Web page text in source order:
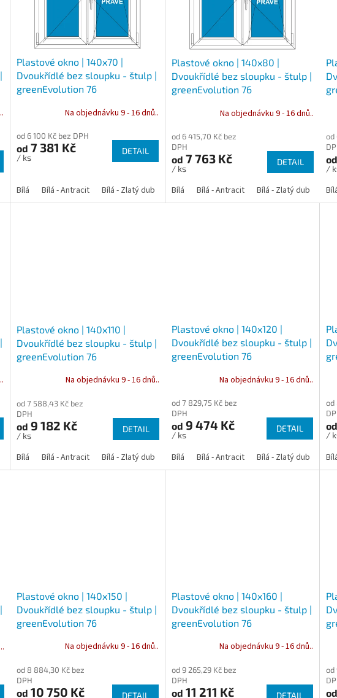
Bílá - Tmavý dub Bílá - Ořech Bílá - Mahagon Antracit Zlatý dub Tmavý dub
Plastové okno | 140x70 |
Dvoukřídlé bez sloupku - štulp |
greenEvolution 76
Na objednávku 9 - 16 dnů..
od 6 100 Kč bez DPH
od 7 381 Kč
/ ks
DETAIL
Bílá Bílá - Antracit Bílá - Zlatý dub Bílá - Tmavý dub Bílá - Ořech Bílá -
Plastové okno | 140x80 |
Dvoukřídlé bez sloupku - štulp |
greenEvolution 76
Na objednávku 9 - 16 dnů..
od 6 415,70 Kč bez
DPH
od 7 763 Kč
/ ks
DETAIL
Bílá Bílá - Antracit Bílá - Zlatý dub
od
od
/
Bílá - Tmavý dub Bílá - Ořech Bílá - Mahagon Antracit Zlatý dub Tmavý dub
Plastové okno | 140x110 |
Dvoukřídlé bez sloupku - štulp |
greenEvolution 76
Na objednávku 9 - 16 dnů..
od 7 588,43 Kč bez
DPH
od 9 182 Kč
/ ks
DETAIL
Bílá Bílá - Antracit Bílá - Zlatý dub Bílá - Tmavý dub Bílá - Ořech Bílá -
Plastové okno | 140x120 |
Dvoukřídlé bez sloupku - štulp |
greenEvolution 76
Na objednávku 9 - 16 dnů..
od 7 829,75 Kč bez
DPH
od 9 474 Kč
/ ks
DETAIL
Bílá Bílá - Antracit Bílá - Zlatý dub
od
od
/
Plastové okno | 140x150 |
Dvoukřídlé bez sloupku - štulp |
greenEvolution 76
Na objednávku 9 - 16 dnů..
od 8 884,30 Kč bez
DPH
od 10 750 Kč DETAIL
Plastové okno | 140x160 |
Dvoukřídlé bez sloupku - štulp |
greenEvolution 76
Na objednávku 9 - 16 dnů..
od 9 265,29 Kč bez
DPH
od 11 211 Kč DETAIL
od
od